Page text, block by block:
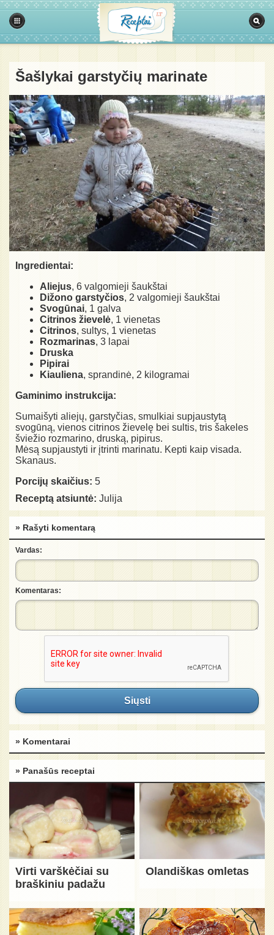
Šašlykai garstyčių marinate
Ingredientai:
Aliejus, 6 valgomieji šaukštai
Dižono garstyčios, 2 valgomieji šaukštai
Svogūnai, 1 galva
Citrinos žievelė, 1 vienetas
Citrinos, sultys, 1 vienetas
Rozmarinas, 3 lapai
Druska
Pipirai
Kiauliena, sprandinė, 2 kilogramai
Gaminimo instrukcija:
Sumaišyti aliejų, garstyčias, smulkiai supjaustytą
svogūną, vienos citrinos žievelę bei sultis, tris šakeles
šviežio rozmarino, druską, pipirus.
Mėsą supjaustyti ir įtrinti marinatu. Kepti kaip visada.
Skanaus.
Porcijų skaičius: 5
Receptą atsiuntė: Julija
» Rašyti komentarą
Vardas:
Komentaras:
Siųsti
» Komentarai
» Panašūs receptai
Virti varškėčiai su
braškiniu padažu
Olandiškas omletas